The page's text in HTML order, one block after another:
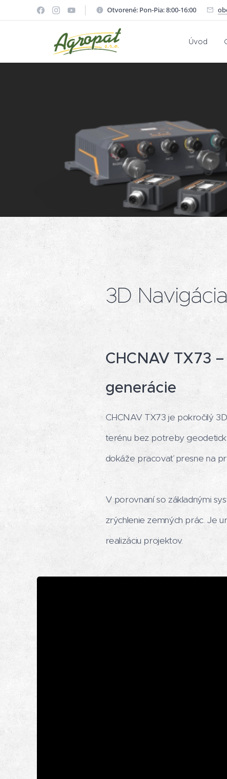
Otvorené: Pon-Pia: 8:00-16:00
Úvod
3D
CHCNAV TX73
generácie
CHCNAV TX73 je pokročilý
terénu bez potreby
dokáže pracovať presne na
V porovnaní so základnými
zrýchlenie zemných prác. Je
realizáciu projektov.